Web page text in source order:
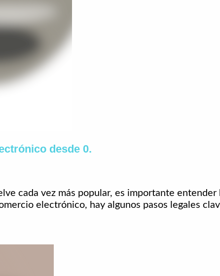
desde 0.
cada vez más popular, es importante entender
electrónico, hay algunos pasos legales